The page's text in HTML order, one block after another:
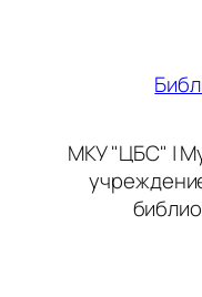
МКУ "ЦБС" |